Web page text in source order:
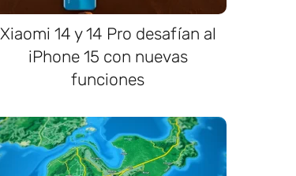
Xiaomi 14 y 14 Pro desafían al
iPhone 15 con nuevas
funciones